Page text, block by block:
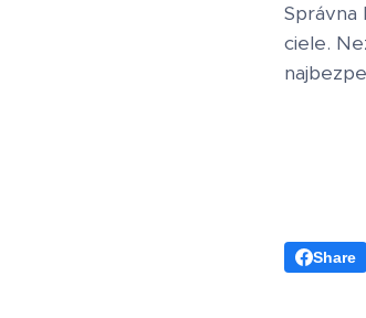
ciele.
Share